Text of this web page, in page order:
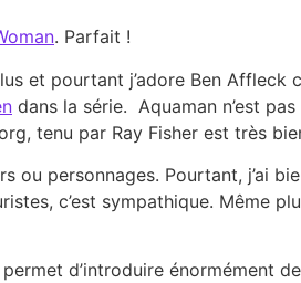
. Parfait !
et pourtant j’adore Ben
dans la série. Aquaman n’est
tenu par Ray Fisher est très
ou personnages. Pourtant, j’ai
c’est sympathique. Même
d’introduire énormément